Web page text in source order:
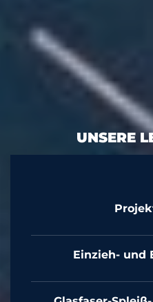
UNSERE
Einzieh- und